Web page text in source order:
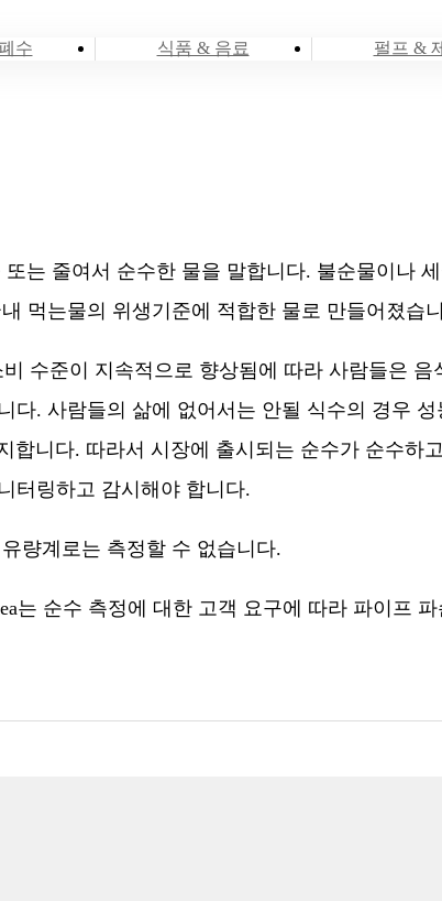
수 식품 & 음료 펄프 &
는 줄여서 순수한 물을 말합니다. 불순물이나
먹는물의 위생기준에 적합한 물로 만들어졌습
수준이 지속적으로 향상됨에 따라 사람들은
다. 사람들의 삶에 없어서는 안될 식수의 경우
합니다. 따라서 시장에 출시되는 순수가 순수
터링하고 감시해야 합니다.
량계로는 측정할 수 없습니다.
는 순수 측정에 대한 고객 요구에 따라 파이프